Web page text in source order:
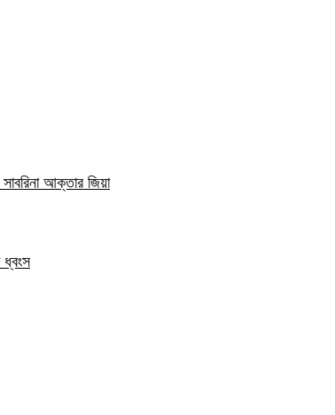
আক্তার জিয়া
ধ্বংস